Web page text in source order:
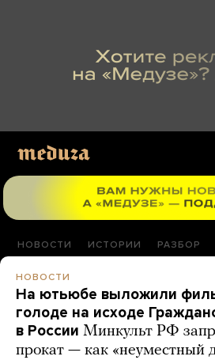
НОВОСТИ ИСТОРИИ РАЗБОР
НОВОСТИ
На ютьюбе выложили
голоде на исходе
в России Минкульт РФ
прокат — как «неуместный